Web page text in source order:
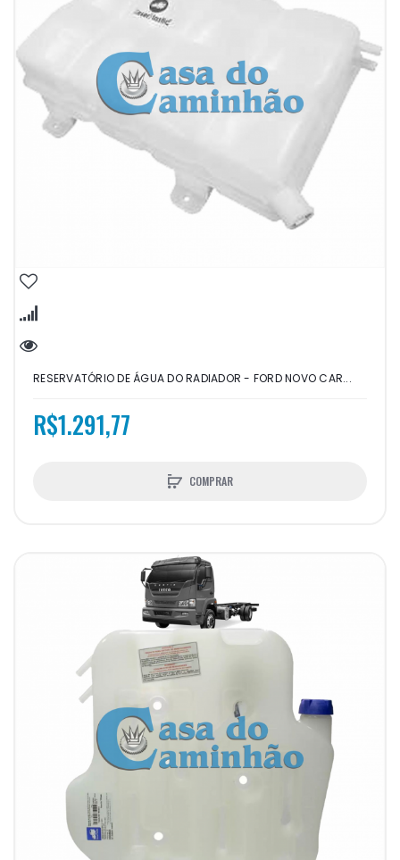
RESERVATÓRIO DE ÁGUA DO RADIADOR - FORD NOVO CAR...
R$1.291,77
COMPRAR